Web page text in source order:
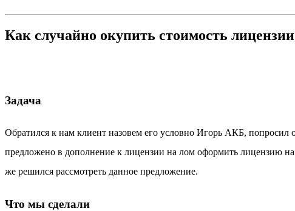
Как случайно окупить стоимость
Задача
Обратился к нам клиент назовем его условно Игорь АКБ,
предложено в дополнение к лицензии на лом оформить лицензию
же решился рассмотреть данное предложение.
Что мы сделали